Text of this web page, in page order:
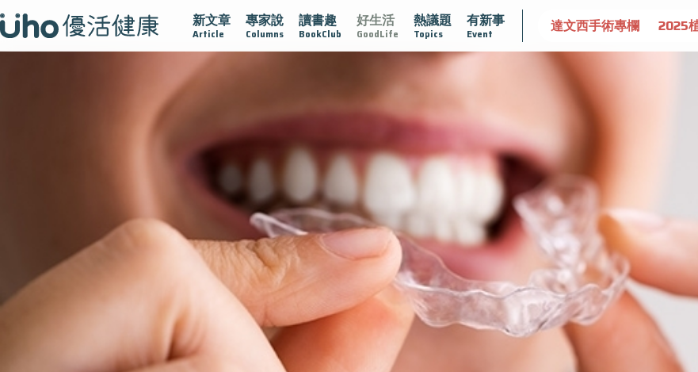
新文章
Article
專家說
Columns
讀書趣
BookClub
好生活
GoodLife
熱議題
Topics
有新事
Event
疫情保衛戰 再生醫學 愛的未來視 認識攝護腺肥大 守護骨骼健康 達文西手術專欄 2025植牙指南 漸凍不